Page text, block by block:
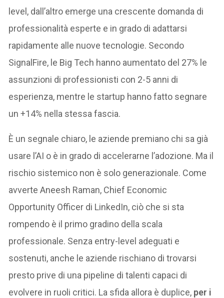
level, dall’altro emerge una crescente domanda di
professionalità esperte e in grado di adattarsi
rapidamente alle nuove tecnologie. Secondo
SignalFire, le Big Tech hanno aumentato del 27% le
assunzioni di professionisti con 2-5 anni di
esperienza, mentre le startup hanno fatto segnare
un +14% nella stessa fascia.
È un segnale chiaro, le aziende premiano chi sa già
usare l’AI o è in grado di accelerarne l’adozione. Ma il
rischio sistemico non è solo generazionale. Come
avverte Aneesh Raman, Chief Economic
Opportunity Officer di LinkedIn, ciò che si sta
rompendo è il primo gradino della scala
professionale. Senza entry-level adeguati e
sostenuti, anche le aziende rischiano di trovarsi
presto prive di una pipeline di talenti capaci di
evolvere in ruoli critici. La sfida allora è duplice, per i